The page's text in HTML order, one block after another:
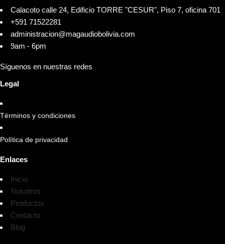
Calacoto calle 24, Edificio TORRE "CESUR", Piso 7, oficina 701
+591 71522281
administracion@magaudiobolivia.com
9am - 6pm
Síguenos en nuestras redes
Legal
Términos y condiciones
Política de privacidad
Enlaces
Inicio
Nosotros
Productos
Contacto
Blog